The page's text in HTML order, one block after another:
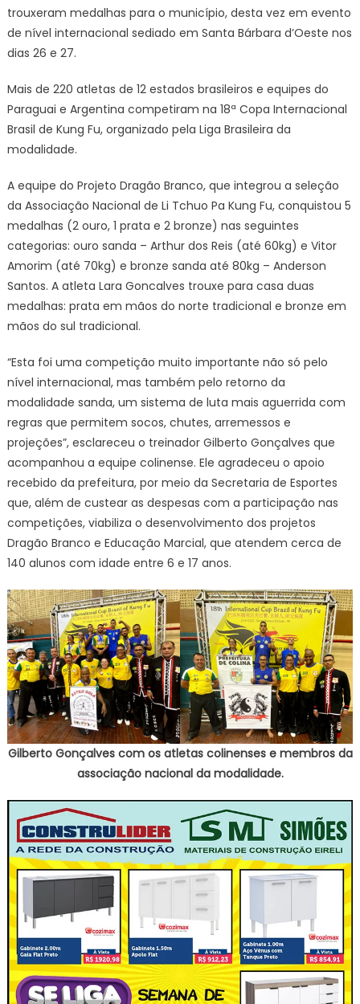
trouxeram medalhas para o município, desta vez em evento
de nível internacional sediado em Santa Bárbara d’Oeste nos
dias 26 e 27.
Mais de 220 atletas de 12 estados brasileiros e equipes do
Paraguai e Argentina competiram na 18ª Copa Internacional
Brasil de Kung Fu, organizado pela Liga Brasileira da
modalidade.
A equipe do Projeto Dragão Branco, que integrou a seleção
da Associação Nacional de Li Tchuo Pa Kung Fu, conquistou 5
medalhas (2 ouro, 1 prata e 2 bronze) nas seguintes
categorias: ouro sanda – Arthur dos Reis (até 60kg) e Vitor
Amorim (até 70kg) e bronze sanda até 80kg – Anderson
Santos. A atleta Lara Goncalves trouxe para casa duas
medalhas: prata em mãos do norte tradicional e bronze em
mãos do sul tradicional.
“Esta foi uma competição muito importante não só pelo
nível internacional, mas também pelo retorno da
modalidade sanda, um sistema de luta mais aguerrida com
regras que permitem socos, chutes, arremessos e
projeções”, esclareceu o treinador Gilberto Gonçalves que
acompanhou a equipe colinense. Ele agradeceu o apoio
recebido da prefeitura, por meio da Secretaria de Esportes
que, além de custear as despesas com a participação nas
competições, viabiliza o desenvolvimento dos projetos
Dragão Branco e Educação Marcial, que atendem cerca de
140 alunos com idade entre 6 e 17 anos.
Gilberto Gonçalves com os atletas colinenses e membros da
associação nacional da modalidade.